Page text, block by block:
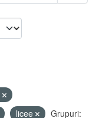
licee
Grupuri: